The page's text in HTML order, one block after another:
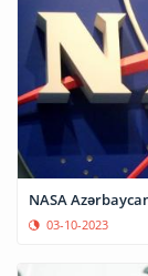
NASA
03-10-2023